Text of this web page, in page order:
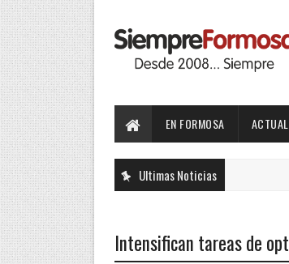
EN FORMOSA
Ultimas Noticias
Intensifican tareas de